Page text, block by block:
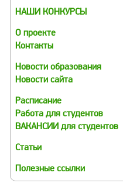
НАШИ КОНКУРСЫ
О проекте
Контакты
Новости образования
Новости сайта
Расписание
Работа для студентов
ВАКАНСИИ для студентов
Статьи
Полезные ссылки